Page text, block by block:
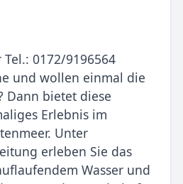
0172/9196564
und wollen einmal die
Dann bietet diese
Erlebnis im
Unter
erleben Sie das
Wasser und